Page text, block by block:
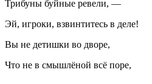
Трибуны буйные ревели, —
Эй, игроки, взвинтитесь в деле!
Вы не детишки во дворе,
Что не в смышлёной всё поре,